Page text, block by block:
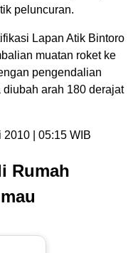
peluncuran.
Lapan Atik Bintoro
muatan roket ke
pengendalian
arah 180 derajat
| 05:15 WIB
Rumah